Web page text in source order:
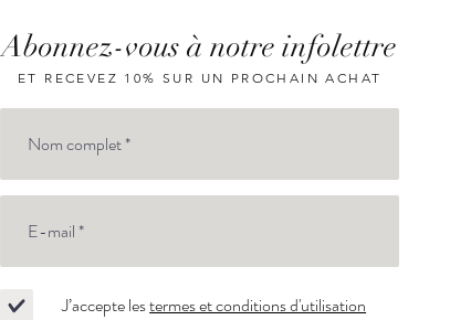
Abonnez-vous à notre infolettre
ET RECEVEZ 10% SUR UN PROCHAIN ACHAT
J’accepte lestermes et conditions d'utilisation